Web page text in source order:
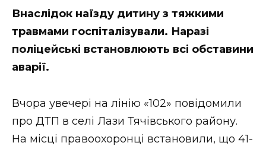
Втрачений Ужгород (відеоверсія)
НОВИНИ ЗАХІДНОЇ УКРАЇНИ
Внаслідок наїзду дитину з тяжкими
травмами госпіталізували. Наразі
поліцейські встановлюють всі обставини
аварії.
Вчора увечері на лінію «102» повідомили
про ДТП в селі Лази Тячівського району.
На місці правоохоронці встановили, що 41-